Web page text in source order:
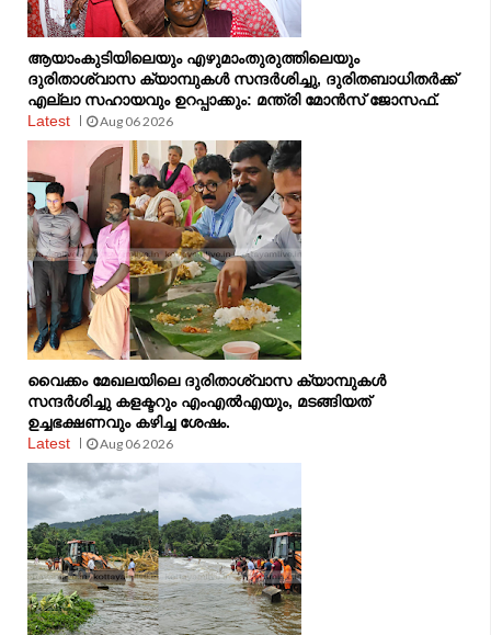
ആയാംകുടിയിലെയും എഴുമാംതുരുത്തിലെയും
ദുരിതാശ്വാസ ക്യാമ്പുകൾ സന്ദർശിച്ചു, ദുരിതബാധിതർക്ക്
എല്ലാ സഹായവും ഉറപ്പാക്കും: മന്ത്രി മോൻസ് ജോസഫ്.
Latest
Aug 06 2026
വൈക്കം മേഖലയിലെ ദുരിതാശ്വാസ ക്യാമ്പുകള്‍
സന്ദര്‍ശിച്ചു കളക്ടറും എംഎല്‍എയും, മടങ്ങിയത്
ഉച്ചഭക്ഷണവും കഴിച്ച ശേഷം.
Latest
Aug 06 2026